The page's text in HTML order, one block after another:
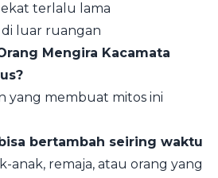
terlalu lama
luar ruangan
Mengira Kacamata
yang membuat mitos ini
bertambah seiring waktu
anak, remaja, atau orang yang